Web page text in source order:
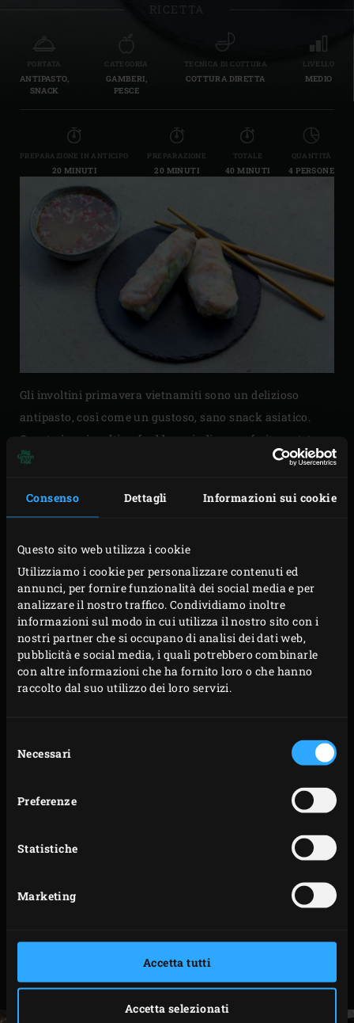
Consenso Dettagli Informazioni sui cookie
Questo sito web utilizza i cookie
Utilizziamo i cookie per personalizzare contenuti ed
annunci, per fornire funzionalità dei social media e per
analizzare il nostro traffico. Condividiamo inoltre
informazioni sul modo in cui utilizza il nostro sito con i
nostri partner che si occupano di analisi dei dati web,
pubblicità e social media, i quali potrebbero combinarle
con altre informazioni che ha fornito loro o che hanno
raccolto dal suo utilizzo dei loro servizi.
delNecessari
Preferenze
Statistiche
Marketing
Accetta tutti
Accetta selezionati
RICETTA
PORTATA
ANTIPASTO,
SNACK
CATEGORIA
GAMBERI,
PESCE
TECNICA DI COTTURA
COTTURA DIRETTA
LIVELLO
MEDIO
PREPARAZIONE IN ANTICIPO
20 MINUTI
PREPARAZIONE
20 MINUTI
TOTALE
40 MINUTI
QUANTITÀ
4 PERSONE
Gli involtini primavera vietnamiti sono un delizioso
antipasto, così come un gustoso, sano snack asiatico.
Questo è un involtino freddo, quindi, se preferite, potete
grigliare in anticipo i gamberoni e le strisce di cetriolo.
poco prima di servirli, per non rischiate che si attacchino
STAMPA
ACCESSORI CORRELATI